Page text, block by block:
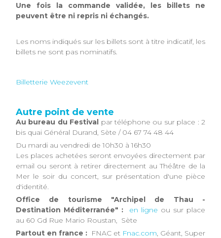
Une fois la commande validée, les billets ne
peuvent être ni repris ni échangés.
Les noms indiqués sur les billets sont à titre indicatif, les
billets ne sont pas nominatifs.
Billetterie Weezevent
Autre point de vente
Au bureau du Festival par téléphone ou sur place : 2
bis quai Général Durand, Sète / 04 67 74 48 44
Du mardi au vendredi de 10h30 à 16h30
Les places achetées seront envoyées directement par
email ou seront à retirer directement au Théâtre de la
Mer le soir du concert, sur présentation d'une pièce
d'identité.
Office de tourisme "Archipel de Thau -
Destination Méditerranée" :
en ligne ou sur place
au 60 Gd Rue Mario Roustan, Sète
Partout en france : FNAC et Fnac.com, Géant, Super